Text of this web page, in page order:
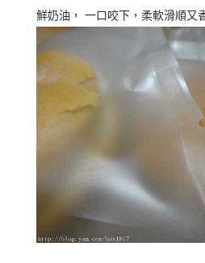
鮮奶油， 一口咬下，柔軟滑順又